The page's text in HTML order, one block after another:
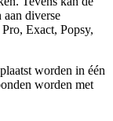
diverse
Exact, Popsy,
worden in één
worden met